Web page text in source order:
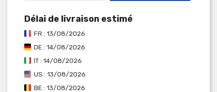
Délai de livraison estimé
FR : 13/08/2026
DE : 14/08/2026
IT : 14/08/2026
US : 13/08/2026
BE : 13/08/2026